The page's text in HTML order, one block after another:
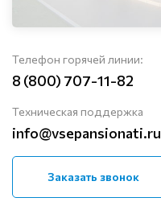
Телефон горячей линии:
8 (800) 707-11-82
Техническая поддержка
info@vsepansionati.ru
Заказать звонок